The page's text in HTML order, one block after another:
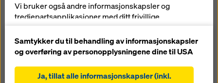
Hva ser du etter?
Resultat(er):
Vi bruker også andre informasjonskapsler og
tredjepartsapplikasjoner med ditt frivillige
nettstedet vårt fungerer optimalt, spesielt
løpende forbedring av funksjonaliteten på
nettstedet vårt (funksjonelle og statistiske
informasjonskapsler),
Samtykker du til behandling av informasjonskapsler
og overføring av personopplysningene dine til USA
Ja, tillat alle informasjonskapsler (inkl.